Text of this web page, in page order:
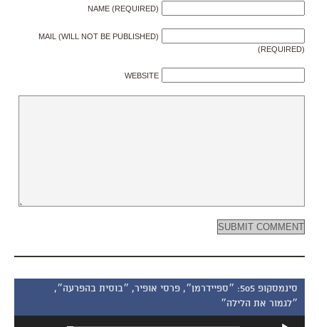
NAME (REQUIRED)
MAIL (WILL NOT BE PUBLISHED)
(REQUIRED)
WEBSITE
סינמסקופ 505: ״ספיידרמן״, פרסי אופיר, ״בוסית בהפרעה״,
״לגמור את הלילה״